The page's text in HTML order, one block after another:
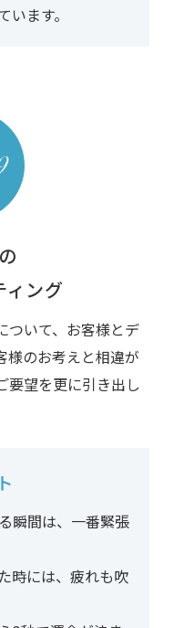
ます。
ィング
ついて、お客様とデ
様のお考えと相違が
要望を更に引き出し
瞬間は、一番緊張
時には、疲れも吹